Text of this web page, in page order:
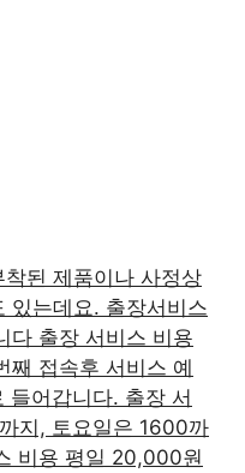
된 제품이나 사정상
있는데요. 출장서비스
다 출장 서비스 비용
째 접속후 서비스 예
들어갑니다. 출장 서
지, 토요일은 1600까
비용 평일 20,000원